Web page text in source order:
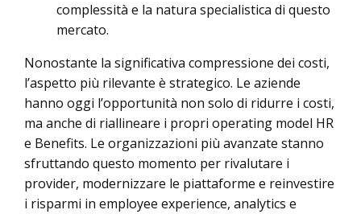
complessità e la natura specialistica di questo
mercato.
Nonostante la significativa compressione dei costi,
l’aspetto più rilevante è strategico. Le aziende
hanno oggi l’opportunità non solo di ridurre i costi,
ma anche di riallineare i propri operating model HR
e Benefits. Le organizzazioni più avanzate stanno
sfruttando questo momento per rivalutare i
provider, modernizzare le piattaforme e reinvestire
i risparmi in employee experience, analytics e